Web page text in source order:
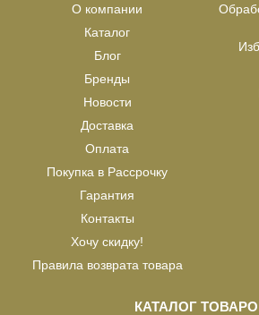
О компании
Каталог
Блог
Бренды
Новости
Доставка
Оплата
Покупка в Рассрочку
Гарантия
Контакты
Хочу скидку!
Правила возврата товара
КАТАЛОГ